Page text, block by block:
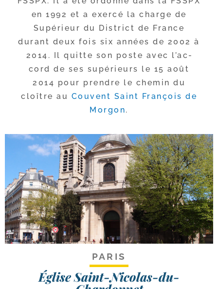
en 1992 et a exer­cé la charge de
Supérieur du District de France
durant deux fois six années de 2002 à
2014. Il quitte son poste avec l’ac­
cord de ses supé­rieurs le 15 août
2014 pour prendre le che­min du
cloître au Couvent Saint François de
Morgon.
PARIS
Église Saint-Nicolas-du-